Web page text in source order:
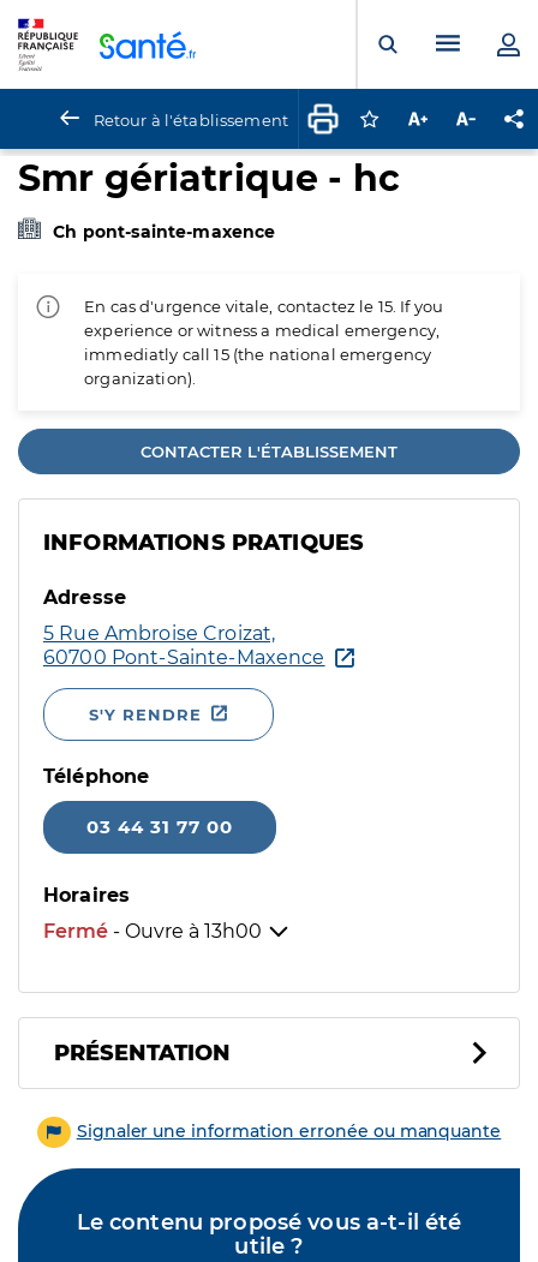
Ouvrir laMenu
Retour à l'établissement Connectez-vous
Augmenter la
Smr gériatrique - hc
Ch pont-sainte-maxence
En cas d'urgence vitale, contactez le 15. If you
experience or witness a medical emergency,
immediatly call 15 (the national emergency
organization).
CONTACTER L'ÉTABLISSEMENT
INFORMATIONS PRATIQUES
Adresse
5 Rue Ambroise Croizat,
60700 Pont-Sainte-Maxence
S'Y RENDRE
Téléphone
03 44 31 77 00
Horaires
Fermé - Ouvre à 13h00
PRÉSENTATION
Signaler une information erronée ou manquante
Le contenu proposé vous a-t-il été
utile ?